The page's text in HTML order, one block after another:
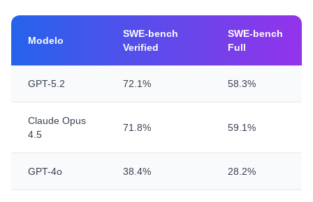
Modelo
SWE-bench
Verified
SWE-bench
Full
GPT-5.2 72.1% 58.3%
Claude Opus
4.5
71.8% 59.1%
GPT-4o 38.4% 28.2%